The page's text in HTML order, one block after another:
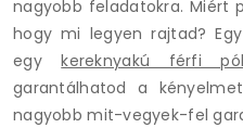
nagyobb feladatokra. Miért
hogy mi legyen rajtad?
egykereknyakú férfi
garantálhatod a
nagyobb mit-vegyek-fel